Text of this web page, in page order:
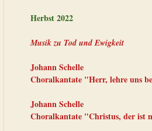
Herbst 2022
Musik zu Tod und Ewigkeit
Johann Schelle
Choralkantate "Herr, lehre uns
Johann Schelle
Choralkantate "Christus, der ist